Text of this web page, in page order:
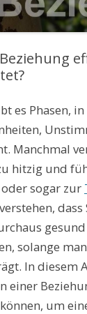
es Phasen,
Manchmal
hitzig und
sogar zur
solange
In diesem
einer
um